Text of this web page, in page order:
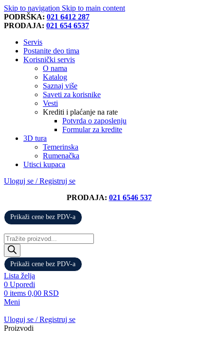
Skip to navigation Skip to main content
PODRŠKA: 021 6412 287
PRODAJA: 021 654 6537
Servis
Postanite deo tima
Korisnički servis
O nama
Katalog
Saznaj više
Saveti za korisnike
Vesti
Krediti i plaćanje na rate
Potvrda o zaposlenju
Formular za kredite
3D tura
Temerinska
Rumenačka
Utisci kupaca
Uloguj se / Registruj se
PRODAJA: 021 6546 537
Prikaži cene bez PDV-a
Products
search
Prikaži cene bez PDV-a
Lista želja
0 Uporedi
0 items 0,00 RSD
Meni
Uloguj se / Registruj se
Proizvodi